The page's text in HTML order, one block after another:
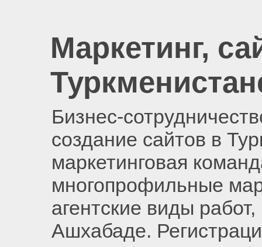
Маркетинг,
Бизнес-
создание сайтов в
маркетинговая
многопрофильные
агентские виды
Ашхабаде.